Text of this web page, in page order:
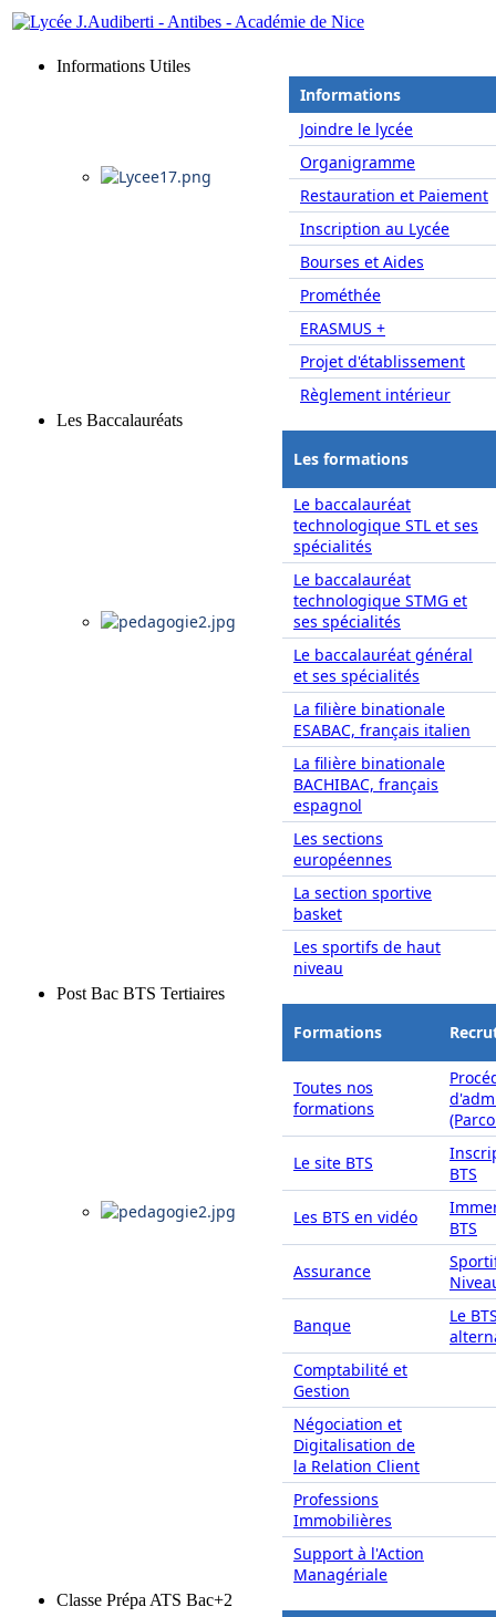
Informations Utiles
Informations
Joindre le lycée
Organigramme
Restauration et Paiement
Inscription au Lycée
Bourses et Aides
Prométhée
ERASMUS +
Projet d'établissement
Règlement intérieur
Les Baccalauréats
Les formations
Le baccalauréat
technologique STL et ses
spécialités
Le baccalauréat
technologique STMG et
ses spécialités
Le baccalauréat général
et ses spécialités
La filière binationale
ESABAC, français italien
La filière binationale
BACHIBAC, français
espagnol
Les sections
européennes
La section sportive
basket
Les sportifs de haut
niveau
Post Bac BTS Tertiaires
Formations
Toutes nos
formations
Le site BTS
BTS
Les BTS en vidéo
BTS
Assurance
Banque
Le
Comptabilité et
Gestion
Négociation et
Digitalisation de
la Relation Client
Professions
Immobilières
Support à l'Action
Managériale
Classe Prépa ATS Bac+2